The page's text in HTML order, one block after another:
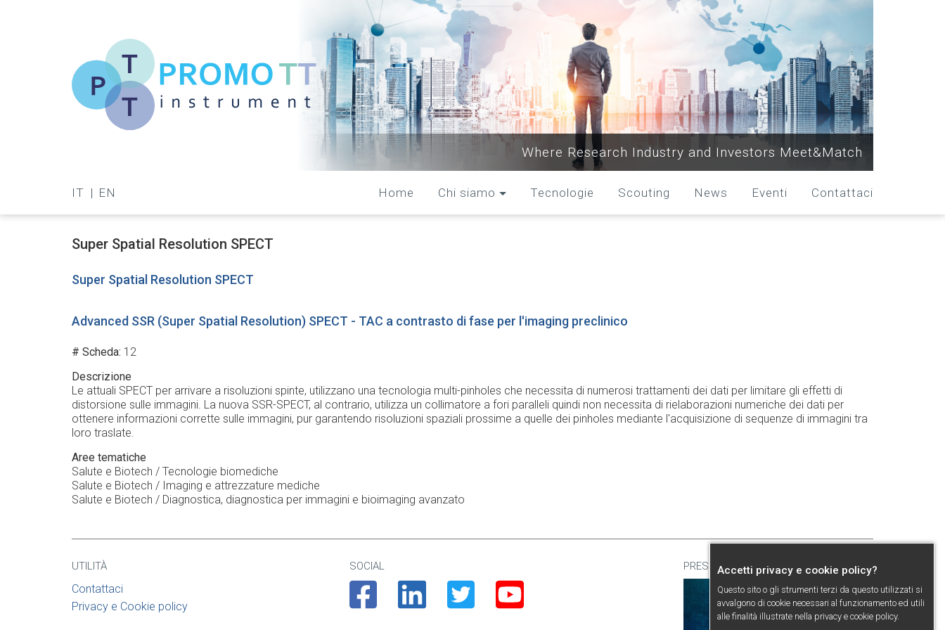
TT
Where Research Industry and Investors Meet&Match
IT EN Home Chi siamo Tecnologie Scouting News Eventi Contattaci
Super Spatial Resolution SPECT
Super Spatial Resolution SPECT
Advanced SSR (Super Spatial Resolution) SPECT - TAC a contrasto di fase per l'imaging preclinico
# Scheda 12
Descrizione
Le attuali SPECT per arrivare a risoluzioni spinte, utilizzano una tecnologia multi-pinholes che necessita di numerosi trattamenti dei dati per limitare gli effetti di
distorsione sulle immagini. La nuova SSR-SPECT, al contrario, utilizza un collimatore a fori paralleli quindi non necessita di rielaborazioni numeriche dei dati per
ottenere informazioni corrette sulle immagini, pur garantendo risoluzioni spaziali prossime a quelle dei pinholes mediante l'acquisizione di sequenze di immagini tra
loro traslate.
Aree tematiche
Salute e Biotech / Tecnologie biomediche
Salute e Biotech / Imaging e attrezzature mediche
Salute e Biotech / Diagnostica, diagnostica per immagini e bioimaging avanzato
UTILITÀ
Contattaci
Privacy e Cookie policy
SOCIAL
FacebookLinkedin Twitter Youtube
PRESENTAZIONE
Accetti privacy e cookie policy?
Questo sito o gli strumenti terzi da questo utilizzati si
avvalgono di cookie necessari al funzionamento ed utili
alle finalità illustrate nella privacy e cookie policy.